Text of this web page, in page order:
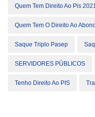
Quem Tem Direito Ao Pis
Quem Tem O Direito Ao
Saque Triplo Pasep
SERVIDORES PÚBLICOS
Tenho Direito Ao PIS